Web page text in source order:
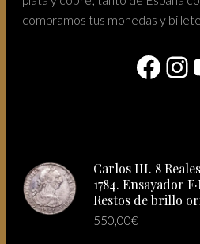
compramos tus monedas y
Carlos III. 8
1784. Ensayador
Restos de brillo
550,00€